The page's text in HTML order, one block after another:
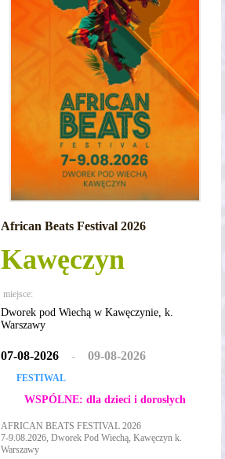
African Beats Festival 2026
Kawęczyn
miejsce:
Dworek pod Wiechą w Kawęczynie, k.
Warszawy
07-08-2026 - 09-08-2026
FESTIWAL
WSPÓLNE: dla dzieci i dorosłych
AFRICAN BEATS FESTIVAL 2026
​7-9.08.2026, Dworek Pod Wiechą, Kawęczyn k.
Warszawy